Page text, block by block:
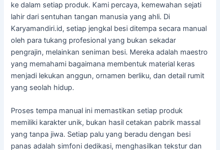
ke dalam setiap produk. Kami percaya, kemewahan sejati
lahir dari sentuhan tangan manusia yang ahli. Di
Karyamandiri.id, setiap jengkal besi ditempa secara manual
oleh para tukang profesional yang bukan sekadar
pengrajin, melainkan seniman besi. Mereka adalah maestro
yang memahami bagaimana membentuk material keras
menjadi lekukan anggun, ornamen berliku, dan detail rumit
yang seolah hidup.
Proses tempa manual ini memastikan setiap produk
memiliki karakter unik, bukan hasil cetakan pabrik massal
yang tanpa jiwa. Setiap palu yang beradu dengan besi
panas adalah simfoni dedikasi, menghasilkan tekstur dan